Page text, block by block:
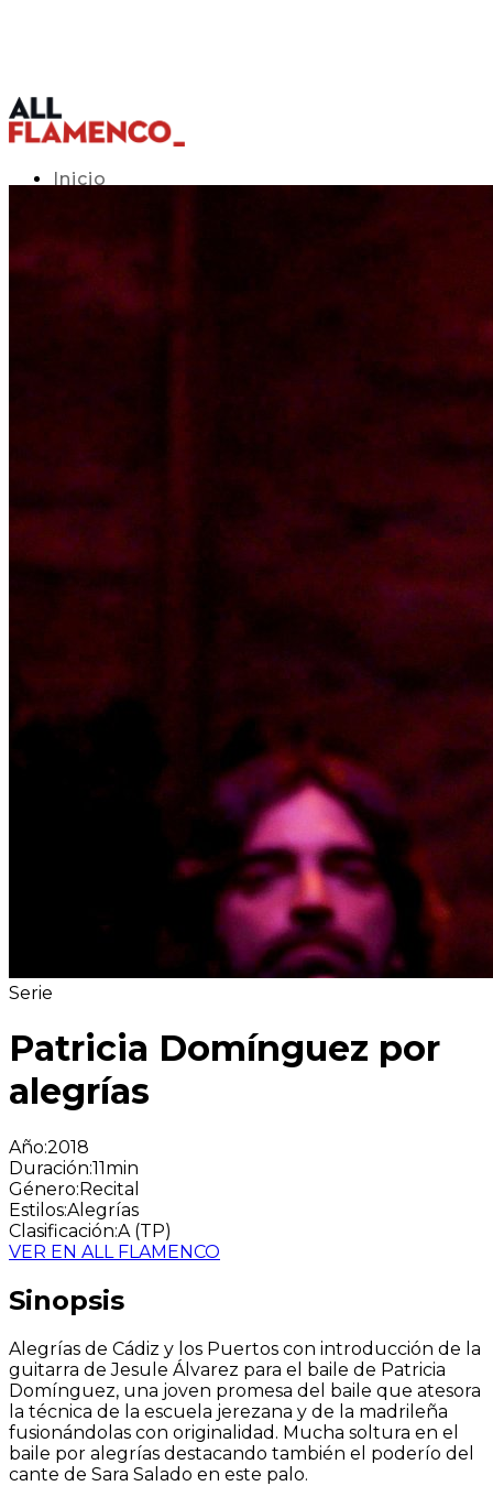
Inicio
Blog
Serie
Patricia Domínguez por
alegrías
Año:2018
Duración:11min
Género:Recital
Estilos:Alegrías
Clasificación:A (TP)
VER EN ALL FLAMENCO
Sinopsis
Alegrías de Cádiz y los Puertos con introducción de la
guitarra de Jesule Álvarez para el baile de Patricia
Domínguez, una joven promesa del baile que atesora
la técnica de la escuela jerezana y de la madrileña
fusionándolas con originalidad. Mucha soltura en el
baile por alegrías destacando también el poderío del
cante de Sara Salado en este palo.